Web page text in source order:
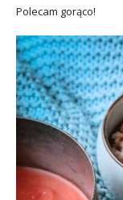
Polecam gorąco!